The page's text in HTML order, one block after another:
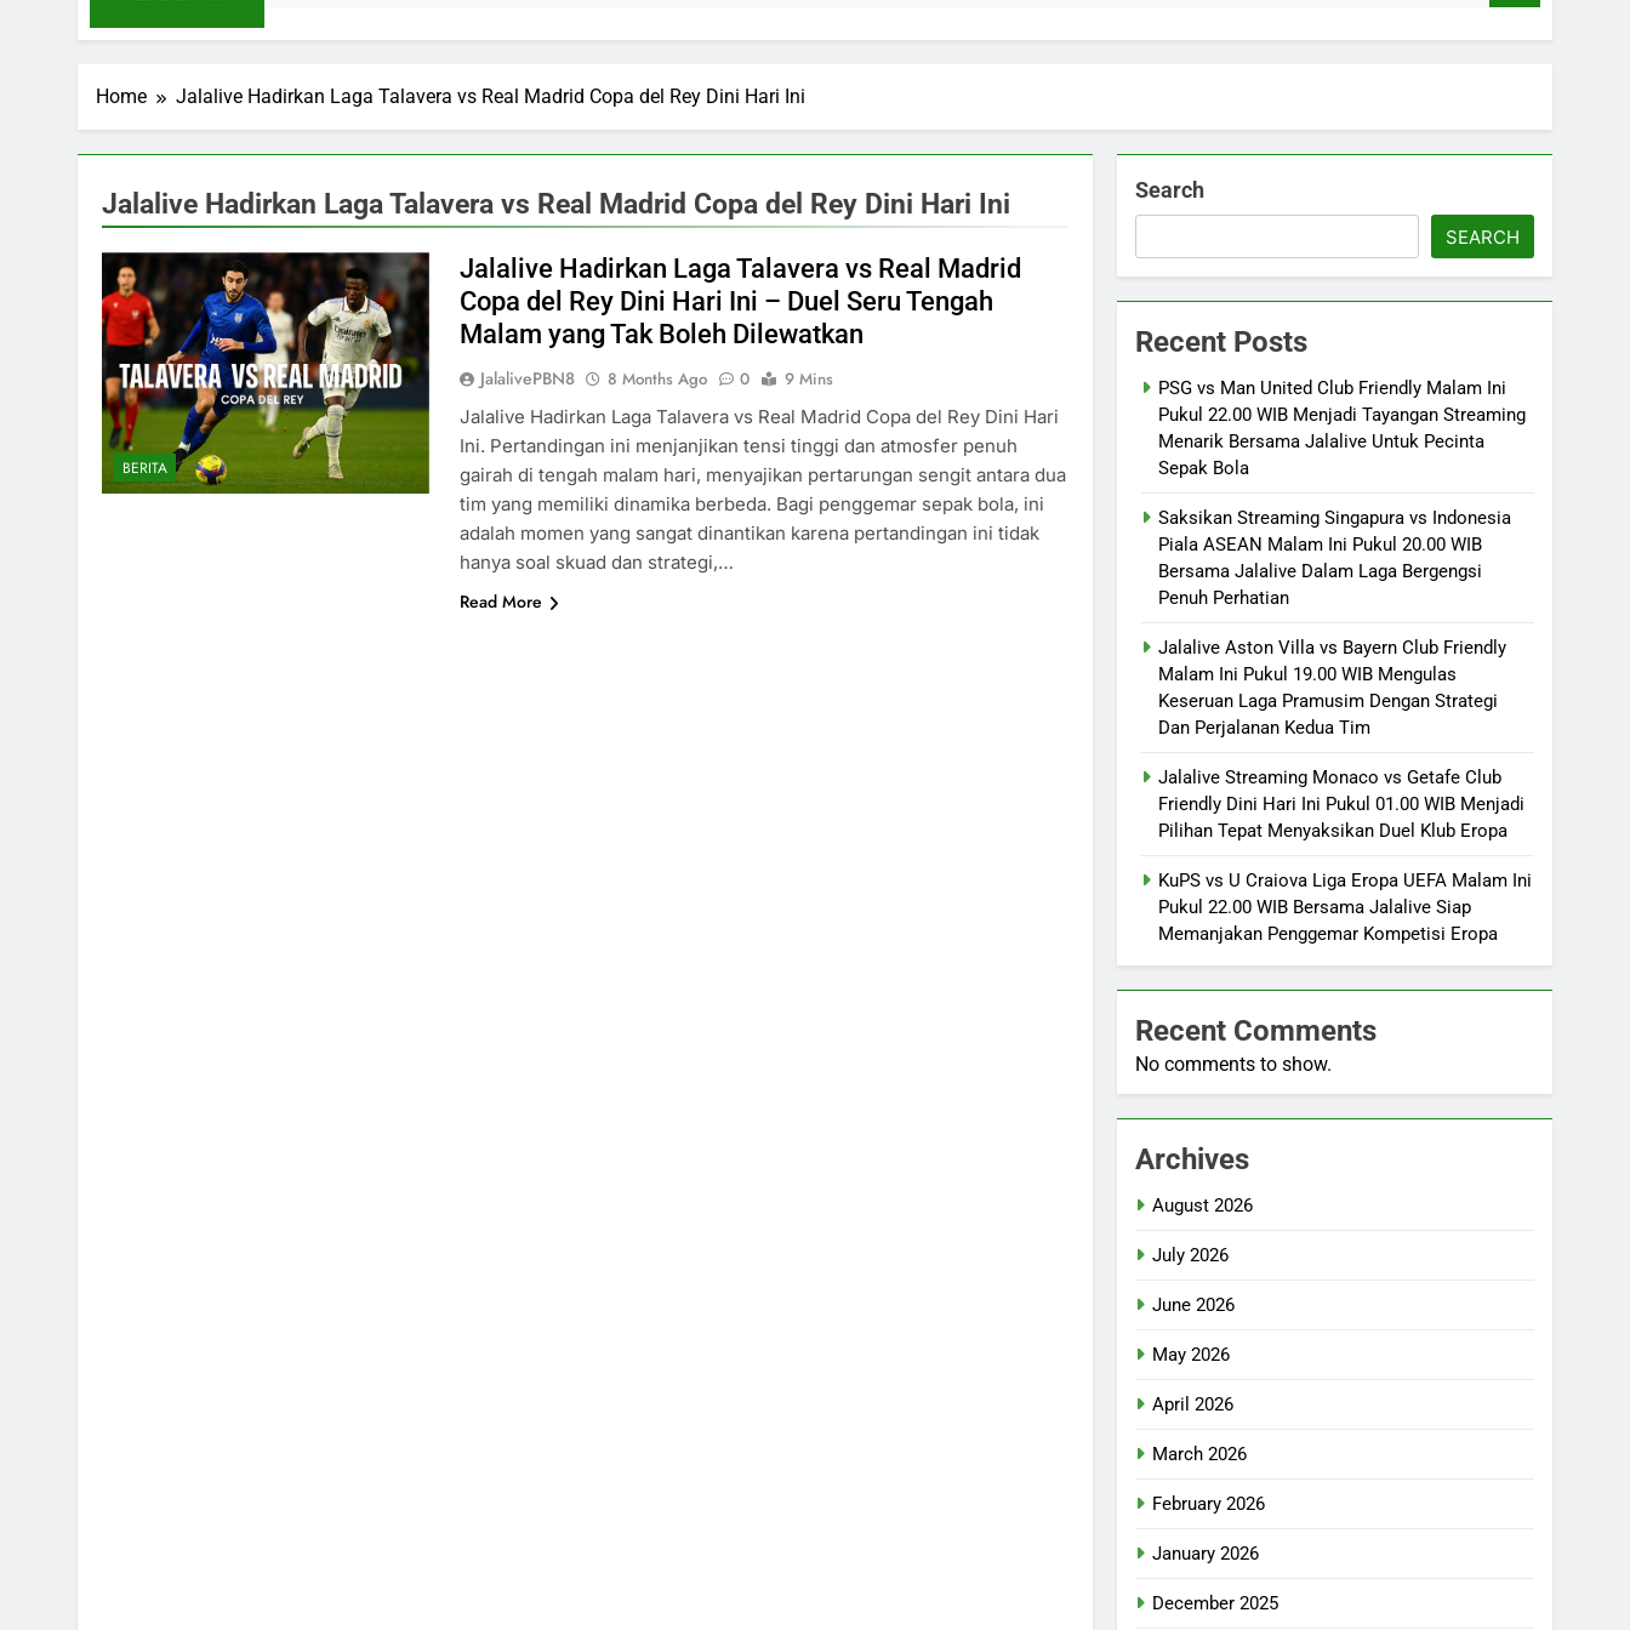
Home Jalalive Hadirkan Laga Talavera vs Real Madrid Copa del Rey Dini Hari Ini
Jalalive Hadirkan Laga Talavera vs Real Madrid Copa del Rey Dini Hari Ini
BERITA
Jalalive Hadirkan Laga Talavera vs Real Madrid
Copa del Rey Dini Hari Ini – Duel Seru Tengah
Malam yang Tak Boleh Dilewatkan
JalalivePBN8 8 Months Ago 0
9 Mins
Jalalive Hadirkan Laga Talavera vs Real Madrid Copa del Rey Dini Hari
Ini. Pertandingan ini menjanjikan tensi tinggi dan atmosfer penuh
gairah di tengah malam hari, menyajikan pertarungan sengit antara dua
tim yang memiliki dinamika berbeda. Bagi penggemar sepak bola, ini
adalah momen yang sangat dinantikan karena pertandingan ini tidak
hanya soal skuad dan strategi,…
Read More
Search
SEARCH
Recent Posts
PSG vs Man United Club Friendly Malam Ini
Pukul 22.00 WIB Menjadi Tayangan Streaming
Menarik Bersama Jalalive Untuk Pecinta
Sepak Bola
Saksikan Streaming Singapura vs Indonesia
Piala ASEAN Malam Ini Pukul 20.00 WIB
Bersama Jalalive Dalam Laga Bergengsi
Penuh Perhatian
Jalalive Aston Villa vs Bayern Club Friendly
Malam Ini Pukul 19.00 WIB Mengulas
Keseruan Laga Pramusim Dengan Strategi
Dan Perjalanan Kedua Tim
Jalalive Streaming Monaco vs Getafe Club
Friendly Dini Hari Ini Pukul 01.00 WIB Menjadi
Pilihan Tepat Menyaksikan Duel Klub Eropa
KuPS vs U Craiova Liga Eropa UEFA Malam Ini
Pukul 22.00 WIB Bersama Jalalive Siap
Memanjakan Penggemar Kompetisi Eropa
Recent Comments
No comments to show.
Archives
August 2026
July 2026
June 2026
May 2026
April 2026
March 2026
February 2026
January 2026
December 2025